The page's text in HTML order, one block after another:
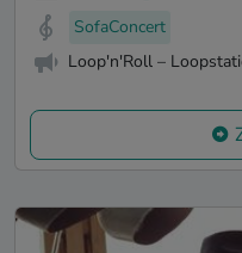
SofaConcert
Loop'n'Roll –